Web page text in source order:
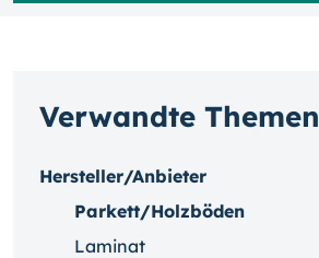
Verwandte Themen
Hersteller/Anbieter
Parkett/Holzböden
Laminat